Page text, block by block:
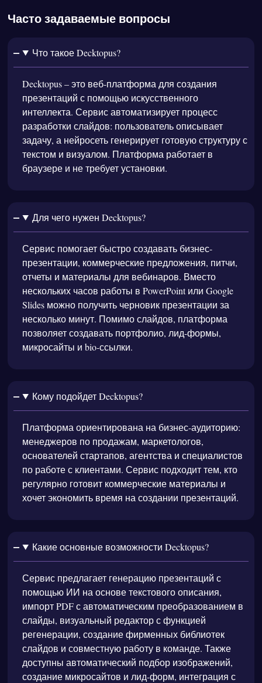
Часто задаваемые вопросы
Что такое Decktopus?
Decktopus – это веб-платформа для создания
презентаций с помощью искусственного
интеллекта. Сервис автоматизирует процесс
разработки слайдов: пользователь описывает
задачу, а нейросеть генерирует готовую структуру с
текстом и визуалом. Платформа работает в
браузере и не требует установки.
Для чего нужен Decktopus?
Сервис помогает быстро создавать бизнес-
презентации, коммерческие предложения, питчи,
отчеты и материалы для вебинаров. Вместо
нескольких часов работы в PowerPoint или Google
Slides можно получить черновик презентации за
несколько минут. Помимо слайдов, платформа
позволяет создавать портфолио, лид-формы,
микросайты и bio-ссылки.
Кому подойдет Decktopus?
Платформа ориентирована на бизнес-аудиторию:
менеджеров по продажам, маркетологов,
основателей стартапов, агентства и специалистов
по работе с клиентами. Сервис подходит тем, кто
регулярно готовит коммерческие материалы и
хочет экономить время на создании презентаций.
Какие основные возможности Decktopus?
Сервис предлагает генерацию презентаций с
помощью ИИ на основе текстового описания,
импорт PDF с автоматическим преобразованием в
слайды, визуальный редактор с функцией
регенерации, создание фирменных библиотек
слайдов и совместную работу в команде. Также
доступны автоматический подбор изображений,
создание микросайтов и лид-форм, интеграция с